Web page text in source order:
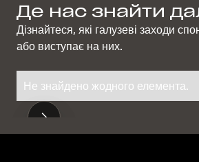
Де нас знайти
Дізнайтеся, які галузеві заходи
або виступає на них.
Не знайдено жодного елемента.